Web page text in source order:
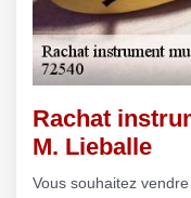
Rachat
M. Lieballe
Vous souhaitez